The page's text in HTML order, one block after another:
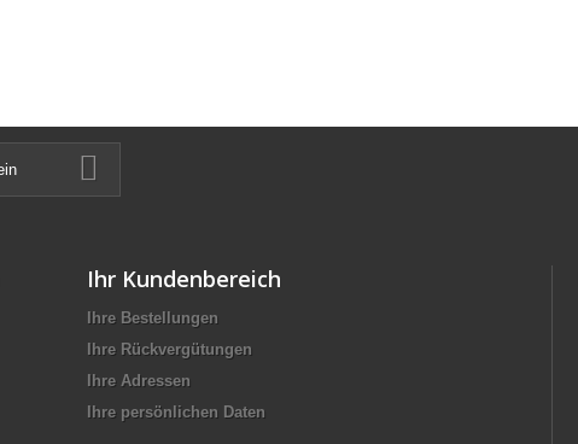
Ihr Kundenbereich
Ihre Bestellungen
Ihre Rückvergütungen
Ihre Adressen
Ihre persönlichen Daten